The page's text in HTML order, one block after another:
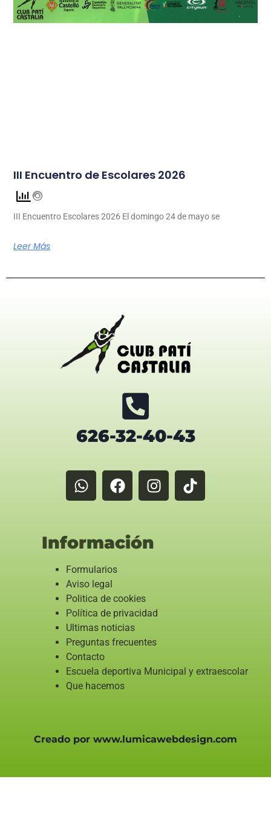
III Encuentro de Escolares 2026
III Encuentro Escolares 2026 El domingo 24 de mayo se
Leer Más
626-32-40-43
Información
Formularios
Aviso legal
Politica de cookies
Política de privacidad
Ultimas noticias
Preguntas frecuentes
Contacto
Escuela deportiva Municipal y extraescolar
Que hacemos
Creado por www.lumicawebdesign.com